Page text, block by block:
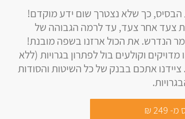
כך שלא נצטרך שום ידע מוקדם!
צעד אחר צעד, עד לרמה הגבוהה של
הנדרש. את הכול ארזנו בשפה מובנת!
וקולעים בול לפתרון בגרויות (ללא
ציידנו אתכם בבנק של כל השיטות והסודות
₪